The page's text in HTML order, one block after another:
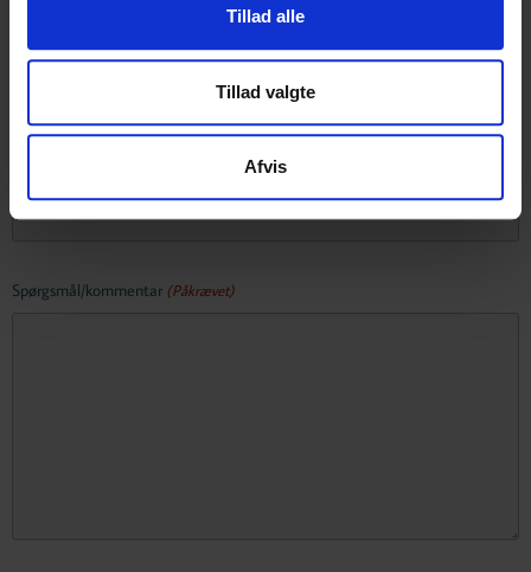
Tillad alle
Tillad valgte
Afvis
Spørgsmål/kommentar (Påkrævet)